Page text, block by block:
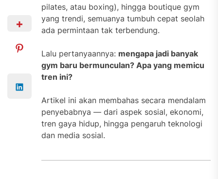
pilates, atau boxing), hingga boutique gym
yang trendi, semuanya tumbuh cepat seolah
ada permintaan tak terbendung.
Lalu pertanyaannya: mengapa jadi banyak
gym baru bermunculan? Apa yang memicu
tren ini?
Artikel ini akan membahas secara mendalam
penyebabnya — dari aspek sosial, ekonomi,
tren gaya hidup, hingga pengaruh teknologi
dan media sosial.